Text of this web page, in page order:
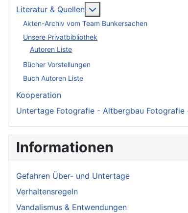
Literatur & Quellen
Akten-Archiv vom Team Bunkersachen
Unsere Privatbibliothek
Autoren Liste
Bücher Vorstellungen
Buch Autoren Liste
Kooperation
Untertage Fotografie - Altbergbau
Informationen
Gefahren Über- und Untertage
Verhaltensregeln
Vandalismus & Entwendungen